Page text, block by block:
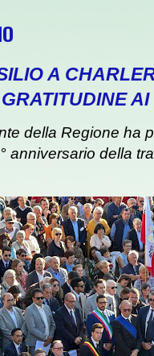
A
della Regione ha
anniversario della